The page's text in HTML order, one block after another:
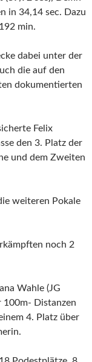
in 34,14 sec. Dazu
min.
dabei unter der
die auf den
dokumentierten
Felix
den 3. Platz der
und dem Zweiten
weiteren Pokale
noch 2
Wahle (JG
100m- Distanzen
4. Platz über